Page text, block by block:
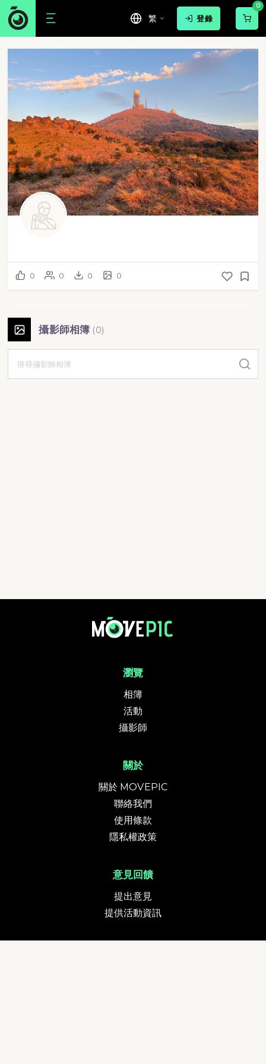
繁 登錄
0
0 0 0 0
攝影師相簿 (0)
瀏覽
相簿
活動
攝影師
關於
關於 MOVEPIC
聯絡我們
使用條款
隱私權政策
意見回饋
提出意見
提供活動資訊